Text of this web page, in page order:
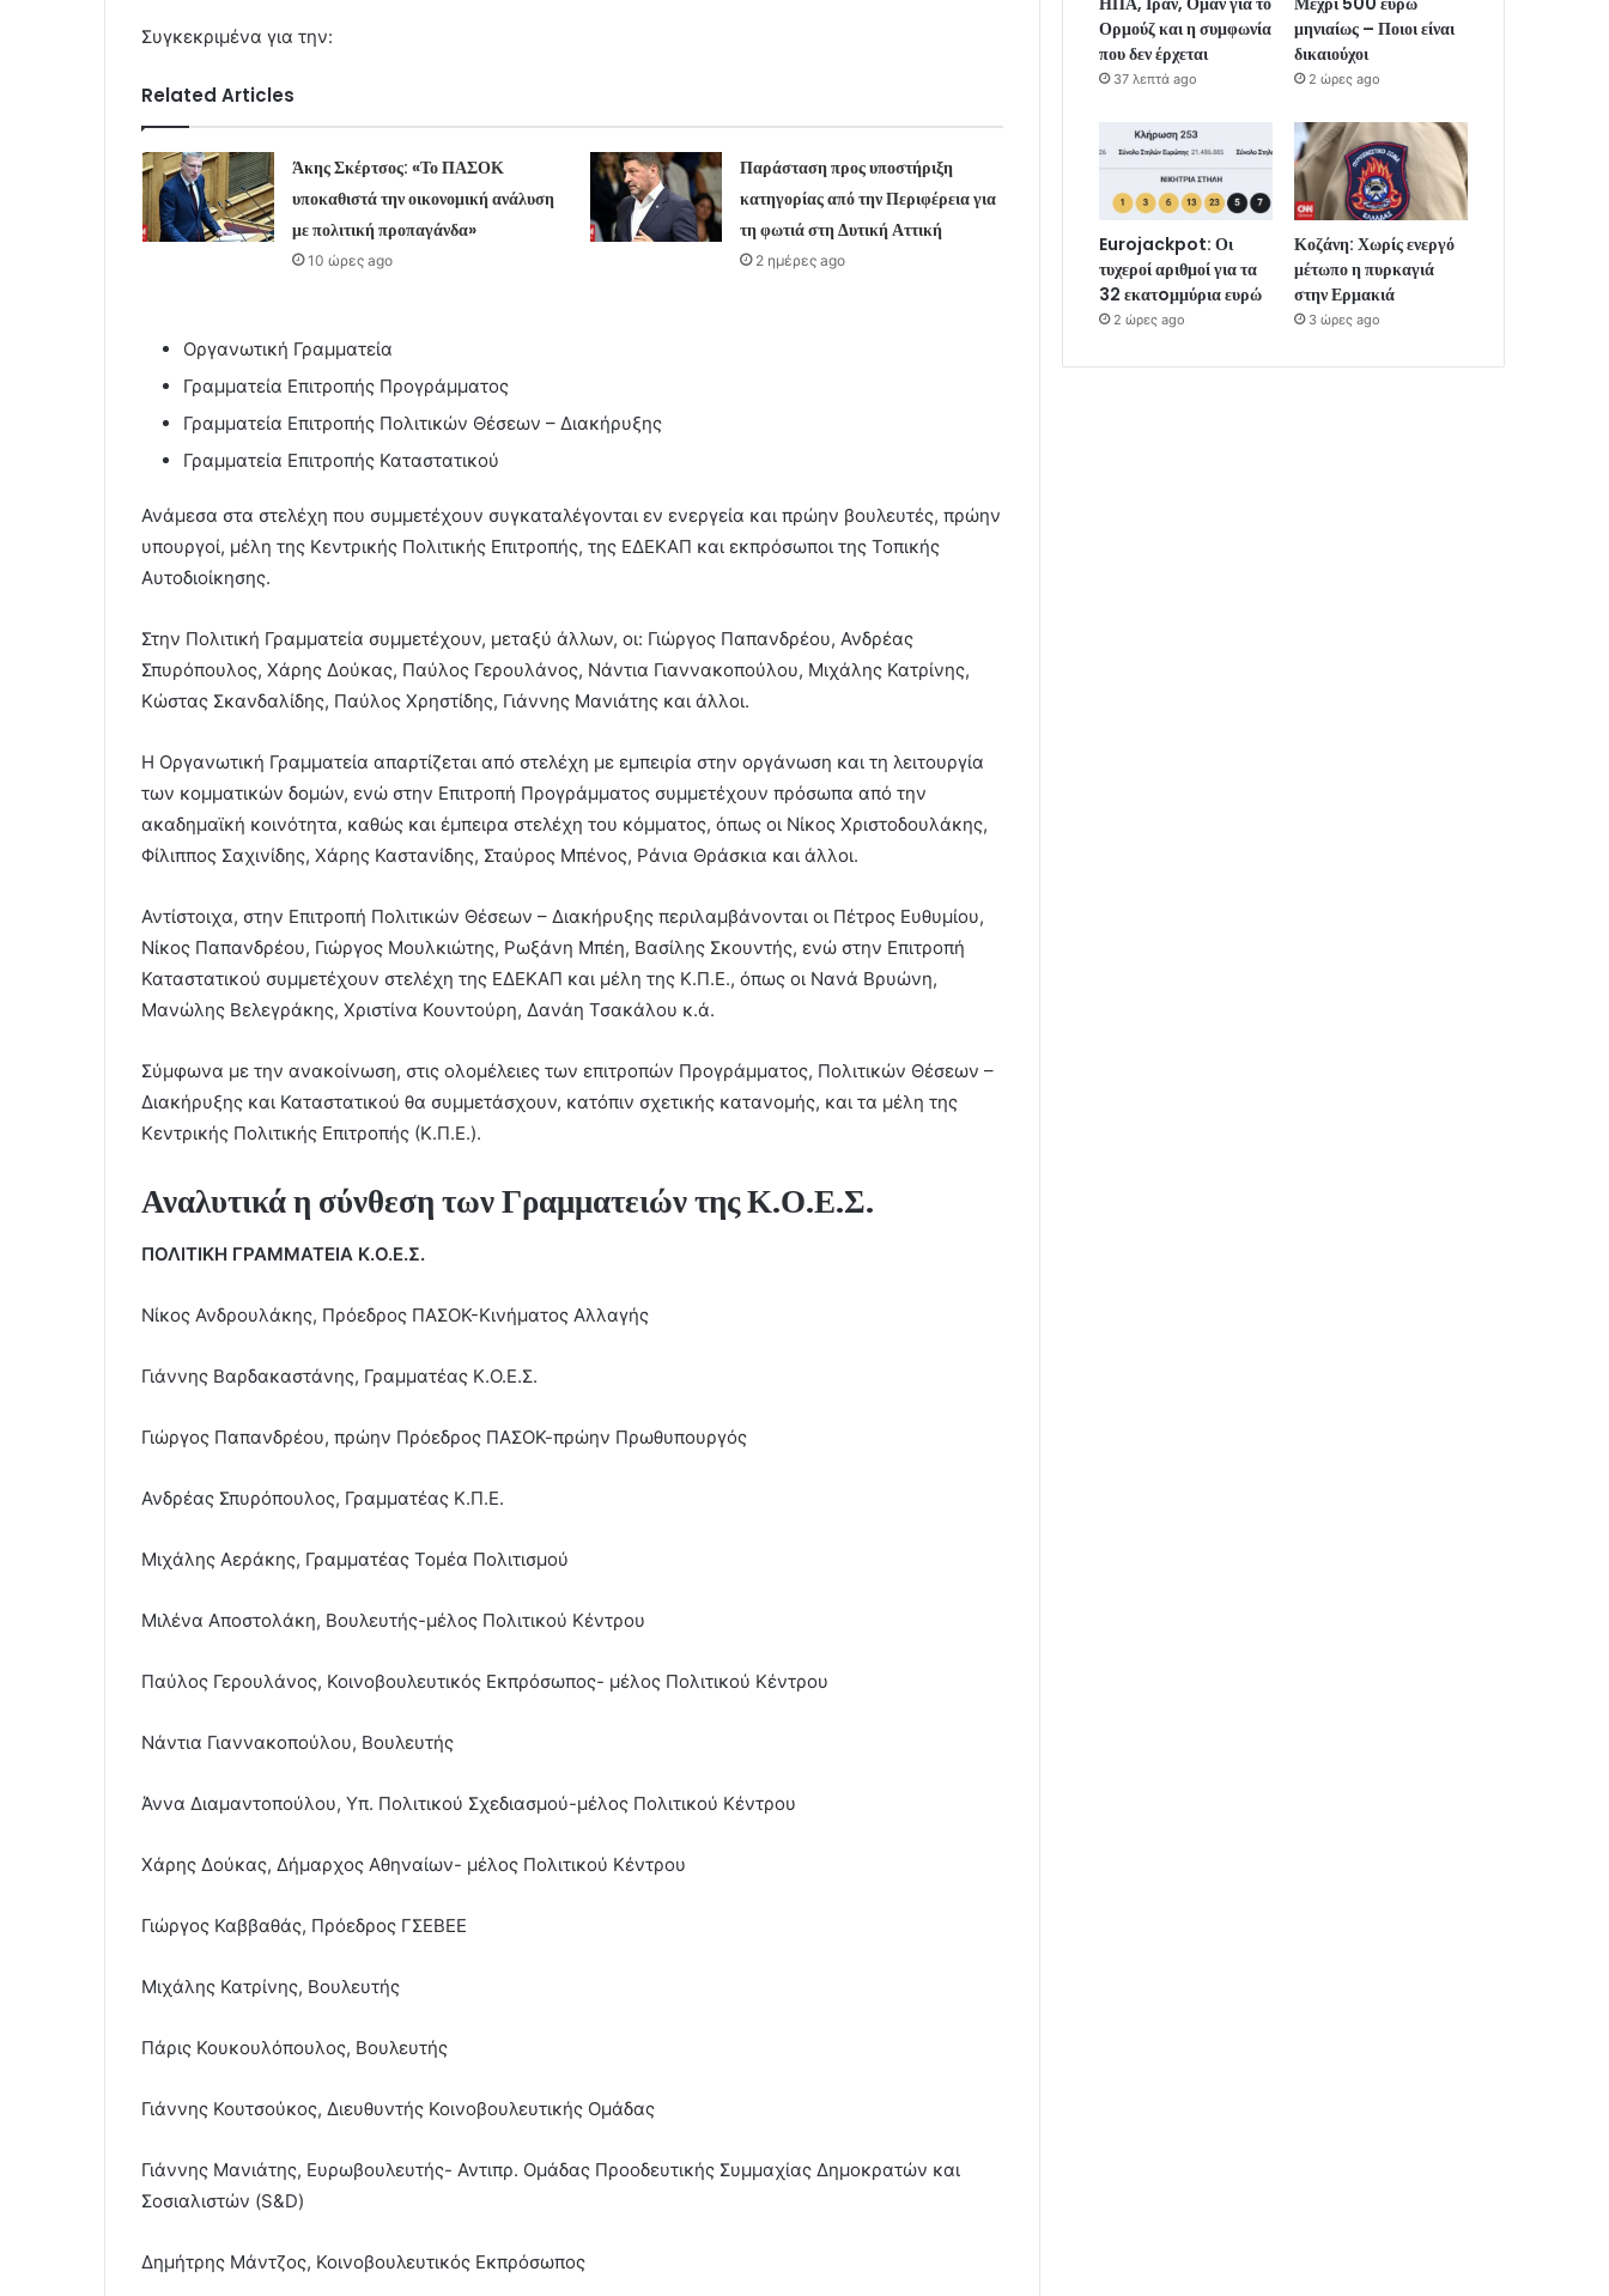
Συγκεκριμένα για την:
Related Articles
Άκης Σκέρτσος: «Το ΠΑΣΟΚ
υποκαθιστά την οικονομική ανάλυση
με πολιτική προπαγάνδα»
10 ώρες ago
Παράσταση προς υποστήριξη
κατηγορίας από την Περιφέρεια για
τη φωτιά στη Δυτική Αττική
2 ημέρες ago
Οργανωτική Γραμματεία
Γραμματεία Επιτροπής Προγράμματος
Γραμματεία Επιτροπής Πολιτικών Θέσεων – Διακήρυξης
Γραμματεία Επιτροπής Καταστατικού
Ανάμεσα στα στελέχη που συμμετέχουν συγκαταλέγονται εν ενεργεία και πρώην βουλευτές, πρώην
υπουργοί, μέλη της Κεντρικής Πολιτικής Επιτροπής, της ΕΔΕΚΑΠ και εκπρόσωποι της Τοπικής
Αυτοδιοίκησης.
Στην Πολιτική Γραμματεία συμμετέχουν, μεταξύ άλλων, οι: Γιώργος Παπανδρέου, Ανδρέας
Σπυρόπουλος, Χάρης Δούκας, Παύλος Γερουλάνος, Νάντια Γιαννακοπούλου, Μιχάλης Κατρίνης,
Κώστας Σκανδαλίδης, Παύλος Χρηστίδης, Γιάννης Μανιάτης και άλλοι.
Η Οργανωτική Γραμματεία απαρτίζεται από στελέχη με εμπειρία στην οργάνωση και τη λειτουργία
των κομματικών δομών, ενώ στην Επιτροπή Προγράμματος συμμετέχουν πρόσωπα από την
ακαδημαϊκή κοινότητα, καθώς και έμπειρα στελέχη του κόμματος, όπως οι Νίκος Χριστοδουλάκης,
Φίλιππος Σαχινίδης, Χάρης Καστανίδης, Σταύρος Μπένος, Ράνια Θράσκια και άλλοι.
Αντίστοιχα, στην Επιτροπή Πολιτικών Θέσεων – Διακήρυξης περιλαμβάνονται οι Πέτρος Ευθυμίου,
Νίκος Παπανδρέου, Γιώργος Μουλκιώτης, Ρωξάνη Μπέη, Βασίλης Σκουντής, ενώ στην Επιτροπή
Καταστατικού συμμετέχουν στελέχη της ΕΔΕΚΑΠ και μέλη της Κ.Π.Ε., όπως οι Νανά Βρυώνη,
Μανώλης Βελεγράκης, Χριστίνα Κουντούρη, Δανάη Τσακάλου κ.ά.
Σύμφωνα με την ανακοίνωση, στις ολομέλειες των επιτροπών Προγράμματος, Πολιτικών Θέσεων –
Διακήρυξης και Καταστατικού θα συμμετάσχουν, κατόπιν σχετικής κατανομής, και τα μέλη της
Κεντρικής Πολιτικής Επιτροπής (Κ.Π.Ε.).
Αναλυτικά η σύνθεση των Γραμματειών της Κ.Ο.Ε.Σ.
ΠΟΛΙΤΙΚΗ ΓΡΑΜΜΑΤΕΙΑ Κ.Ο.Ε.Σ.
Νίκος Ανδρουλάκης, Πρόεδρος ΠΑΣΟΚ-Κινήματος Αλλαγής
Γιάννης Βαρδακαστάνης, Γραμματέας Κ.Ο.Ε.Σ.
Γιώργος Παπανδρέου, πρώην Πρόεδρος ΠΑΣΟΚ-πρώην Πρωθυπουργός
Ανδρέας Σπυρόπουλος, Γραμματέας Κ.Π.Ε.
Μιχάλης Αεράκης, Γραμματέας Τομέα Πολιτισμού
Μιλένα Αποστολάκη, Βουλευτής-μέλος Πολιτικού Κέντρου
Παύλος Γερουλάνος, Κοινοβουλευτικός Εκπρόσωπος- μέλος Πολιτικού Κέντρου
Νάντια Γιαννακοπούλου, Βουλευτής
Άννα Διαμαντοπούλου, Υπ. Πολιτικού Σχεδιασμού-μέλος Πολιτικού Κέντρου
Χάρης Δούκας, Δήμαρχος Αθηναίων- μέλος Πολιτικού Κέντρου
Γιώργος Καββαθάς, Πρόεδρος ΓΣΕΒΕΕ
Μιχάλης Κατρίνης, Βουλευτής
Πάρις Κουκουλόπουλος, Βουλευτής
Γιάννης Κουτσούκος, Διευθυντής Κοινοβουλευτικής Ομάδας
Γιάννης Μανιάτης, Ευρωβουλευτής- Αντιπρ. Ομάδας Προοδευτικής Συμμαχίας Δημοκρατών και
Σοσιαλιστών (S&D)
Δημήτρης Μάντζος, Κοινοβουλευτικός Εκπρόσωπος
Ορμούζ και η συμφωνία
που δεν έρχεται
37 λεπτά ago
μηνιαίως – Ποιοι είναι
δικαιούχοι
2 ώρες ago
Eurojackpot: Οι
τυχεροί αριθμοί για τα
32 εκατoμμύρια ευρώ
2 ώρες ago
Κοζάνη: Χωρίς ενεργό
μέτωπο η πυρκαγιά
στην Ερμακιά
3 ώρες ago